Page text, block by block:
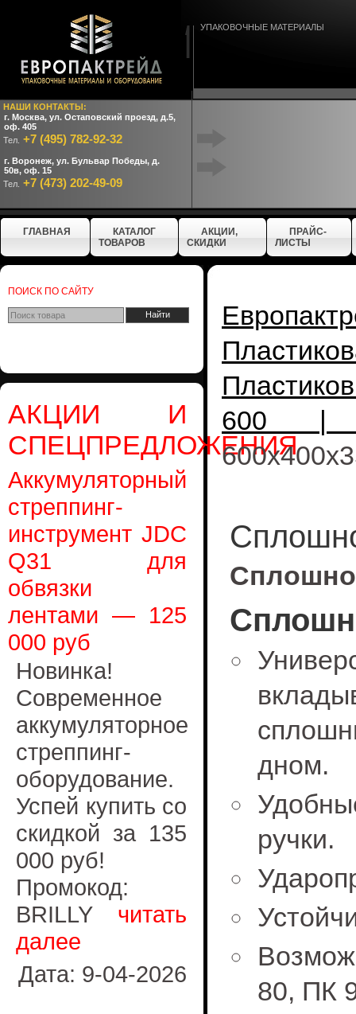
НАШИ КОНТАКТЫ:
г. Москва, ул. Остаповский проезд, д.5,
оф. 405
Тел. +7 (495) 782-92-32
г. Воронеж, ул. Бульвар Победы, д.
50в, оф. 15
Тел. +7 (473) 202-49-09
УПАКОВОЧНЫЕ МАТЕРИАЛЫ
ГЛАВНАЯ
КАТАЛОГ
ТОВАРОВ
АКЦИИ,
СКИДКИ
ПРАЙС-
ЛИСТЫ
ПОИСК ПО САЙТУ
АКЦИИ И
СПЕЦПРЕДЛОЖЕНИЯ
Аккумуляторный
стреппинг-
инструмент JDC
Q31 для
обвязки
лентами — 125
000 руб
Новинка!
Современное
аккумуляторное
стреппинг-
оборудование.
Успей купить со
скидкой за 135
000 руб!
Промокод:
BRILLY читать
далее
Дата: 9-04-2026
600 |
дном.
ручки.
80, ПК